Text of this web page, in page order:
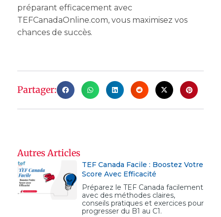
préparant efficacement avec
TEFCanadaOnline.com, vous maximisez vos
chances de succès.
Partager:
Autres Articles
TEF Canada Facile : Boostez Votre
Score Avec Efficacité
Préparez le TEF Canada facilement
avec des méthodes claires,
conseils pratiques et exercices pour
progresser du B1 au C1.